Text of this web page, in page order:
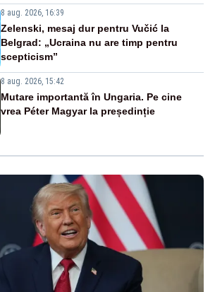
8 aug. 2026, 16:39
Zelenski, mesaj dur pentru Vučić la
Belgrad: „Ucraina nu are timp pentru
scepticism”
8 aug. 2026, 15:42
Mutare importantă în Ungaria. Pe cine
vrea Péter Magyar la președinție